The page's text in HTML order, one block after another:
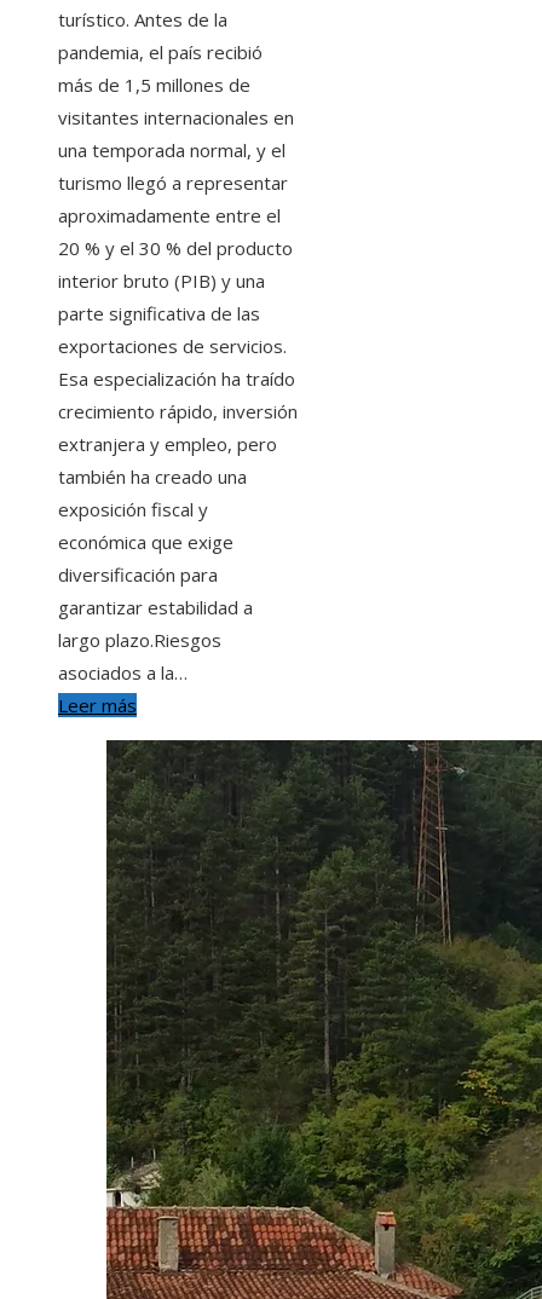
turístico. Antes de la
pandemia, el país recibió
más de 1,5 millones de
visitantes internacionales en
una temporada normal, y el
turismo llegó a representar
aproximadamente entre el
20 % y el 30 % del producto
interior bruto (PIB) y una
parte significativa de las
exportaciones de servicios.
Esa especialización ha traído
crecimiento rápido, inversión
extranjera y empleo, pero
también ha creado una
exposición fiscal y
económica que exige
diversificación para
garantizar estabilidad a
largo plazo.Riesgos
asociados a la…
Leer más